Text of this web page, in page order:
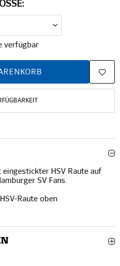
verfügbar
HSV Raute auf
SV Fans.
Raute oben